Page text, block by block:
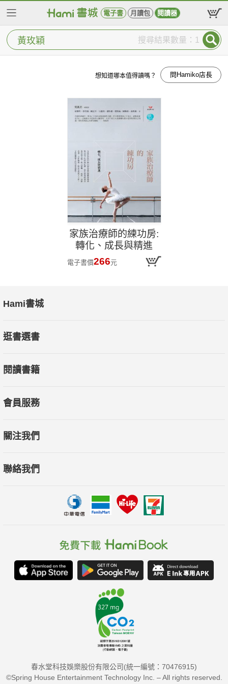
電子書 月讀包 閱讀器
搜尋結果數量：1
想知道哪本值得讀嗎？ 問Hamiko店長
家族治療師的練功房:
轉化、成長與精進
電子書價266元
Hami書城
逛書選書
閱讀書籍
會員服務
關注我們
聯絡我們
春水堂科技娛樂股份有限公司(統一編號：70476915)
©Spring House Entertainment Technology Inc. – All rights reserved.